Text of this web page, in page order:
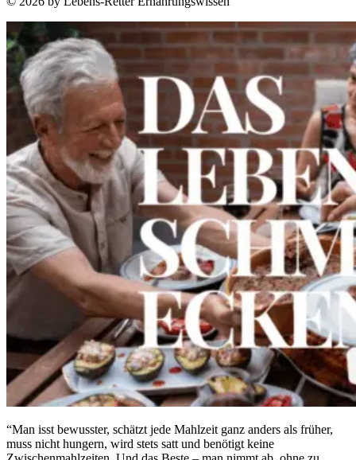
“Man isst bewusster, schätzt jede Mahlzeit ganz anders als früher,
muss nicht hungern, wird stets satt und benötigt keine